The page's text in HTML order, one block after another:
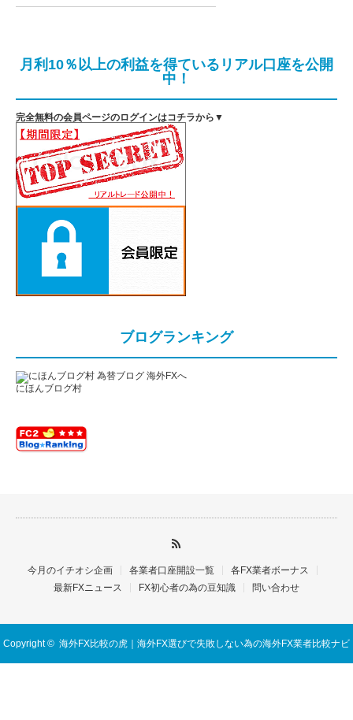
月利10％以上の利益を得ているリアル口座を公開
中！
完全無料の会員ページのログインはコチラから▼
ブログランキング
にほんブログ村
今月のイチオシ企画 各業者口座開設一覧
各FX業者ボーナス
最新FXニュース
FX初心者の為の豆知識 問い合わせ
Copyright © 海外FX比較の虎｜海外FX選びで失敗しない為の海外FX業者比較ナビ